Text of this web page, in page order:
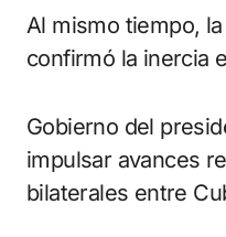
Al mismo tiempo,
confirmó la inercia
Gobierno del
impulsar avances
bilaterales entre